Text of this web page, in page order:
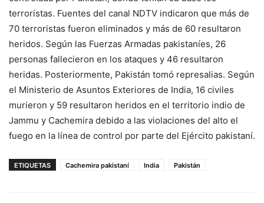
terroristas. Fuentes del canal NDTV indicaron que más de
70 terroristas fueron eliminados y más de 60 resultaron
heridos. Según las Fuerzas Armadas pakistaníes, 26
personas fallecieron en los ataques y 46 resultaron
heridas. Posteriormente, Pakistán tomó represalias. Según
el Ministerio de Asuntos Exteriores de India, 16 civiles
murieron y 59 resultaron heridos en el territorio indio de
Jammu y Cachemira debido a las violaciones del alto el
fuego en la línea de control por parte del Ejército pakistaní.
ETIQUETAS Cachemira pakistaní India Pakistán